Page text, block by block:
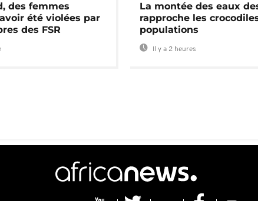
des femmes
été violées par
des FSR
La montée des eaux
rapproche les
populations
Il y a 2 heures